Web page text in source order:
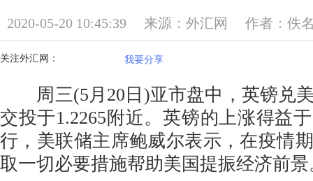
2020-05-20 10:45:39 来源：外汇网 作者：佚
关注外汇网： 我要分享
周三(5月20日)亚市盘中，英镑兑
交投于1.2265附近。英镑的上涨得益
行，美联储主席鲍威尔表示，在疫情
取一切必要措施帮助美国提振经济前景